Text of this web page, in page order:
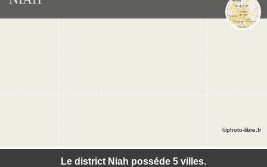
Le district Niah posséde 5 villes.
©photo-libre.fr